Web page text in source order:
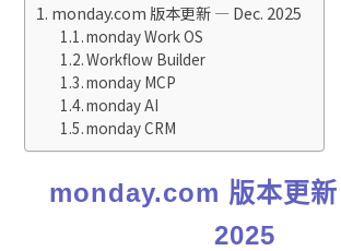
monday.com 版本更新 — Dec. 2025
monday Work OS
Workflow Builder
monday MCP
monday AI
monday CRM
monday.com 版本更
2025